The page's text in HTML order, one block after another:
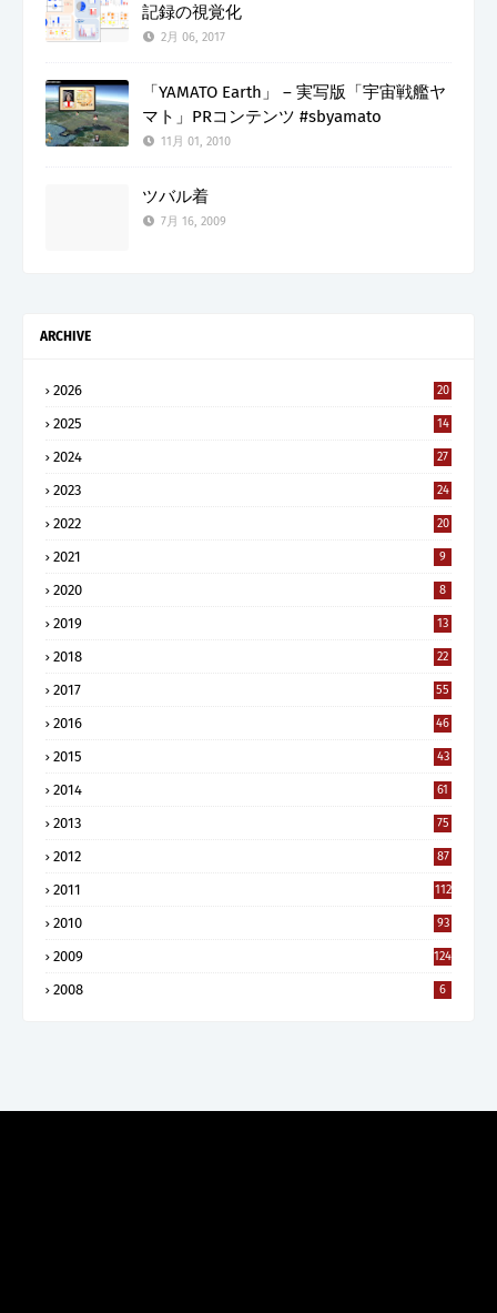
記録の視覚化
2月 06, 2017
「YAMATO Earth」 – 実写版「宇宙戦艦ヤ
マト」PRコンテンツ #sbyamato
11月 01, 2010
ツバル着
7月 16, 2009
ARCHIVE
2026 20
2025 14
2024 27
2023 24
2022 20
2021 9
2020 8
2019 13
2018 22
2017 55
2016 46
2015 43
2014 61
2013 75
2012 87
2011 112
2010 93
2009 124
2008 6